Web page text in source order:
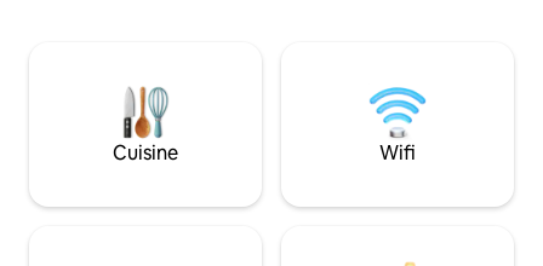
Cuisine Wifi